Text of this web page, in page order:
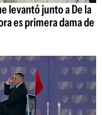
levantó junto a De la
es primera dama de